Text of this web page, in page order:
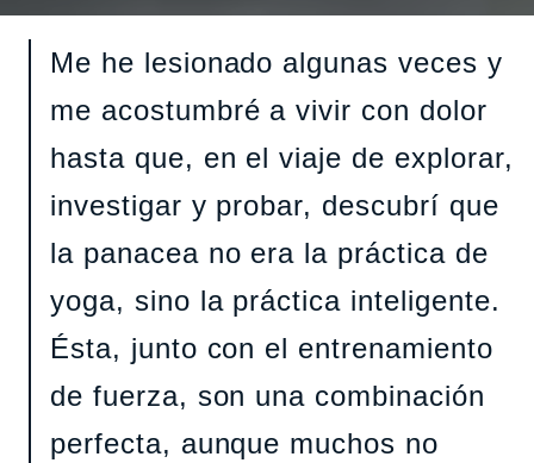
Me he lesionado algunas veces y
me acostumbré a vivir con dolor
hasta que, en el viaje de explorar,
investigar y probar, descubrí que
la panacea no era la práctica de
yoga, sino la práctica inteligente.
Ésta, junto con el entrenamiento
de fuerza, son una combinación
perfecta, aunque muchos no